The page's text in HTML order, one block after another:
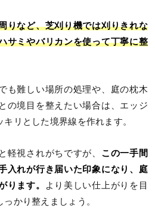
りなど、芝刈り機では刈りきれな
サミやバリカンを使って丁寧に整
も難しい場所の処理や、庭の枕木
の境目を整えたい場合は、エッジ
リとした境界線を作れます。
軽視されがちですが、 この一手間
入れが行き届いた印象になり、庭
ります。
より美しい仕上がりを目
かり整えましょう。